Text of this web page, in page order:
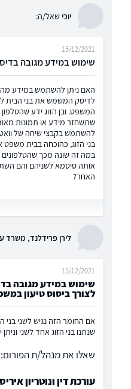
יוכישאל/ה:
שימוש במידע מגובה
15/12/2021
האם ניתן להשתמש במידע
לדיסק המשמש את בני הבית
המשפט. ובן הזוג ידע
שתשחזר מידע או תמונות
להשתמש בקבצי שיחה של
בני הזוג, כהוכחה בבית
במה זה שונה מכך שהטלפונים
אותה סיסמא לשניהם והם
האחר?
לירן פרידלנד, משרד
שימוש במידע מגובה
לצורך ביסוס טיעון
15/12/2021
אם החומר הזה נגיש לשני בני
שנתנו בני הזוג אחד לשני
שאלו את מנהל/ת הפורום:
עורכת דין ונוטריון